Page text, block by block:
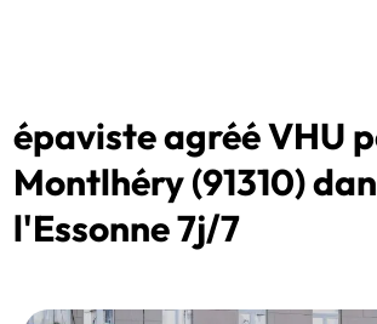
épaviste agréé VHU
Montlhéry (91310)
l'Essonne 7j/7